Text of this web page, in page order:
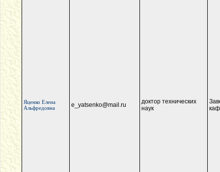
Яценко Елена
Альфредовна
e_yatsenko@mail.ru
доктор технических
наук